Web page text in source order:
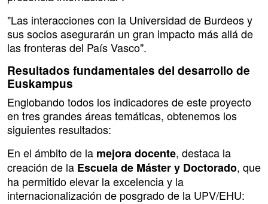
"Las interacciones con la Universidad de Burdeos y
sus socios asegurarán un gran impacto más allá de
las fronteras del País Vasco".
Resultados fundamentales del desarrollo de
Euskampus
Englobando todos los indicadores de este proyecto
en tres grandes áreas temáticas, obtenemos los
siguientes resultados:
En el ámbito de la mejora docente, destaca la
creación de la Escuela de Máster y Doctorado, que
ha permitido elevar la excelencia y la
internacionalización de posgrado de la UPV/EHU: